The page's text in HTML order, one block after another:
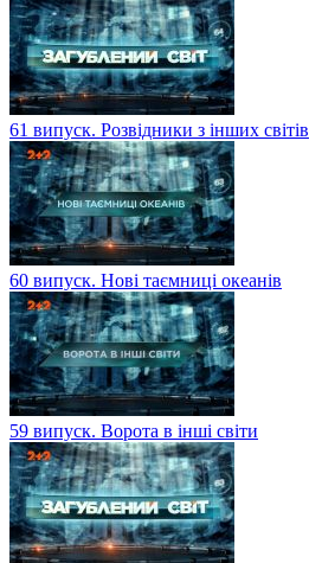
61 випуск. Розвідники з інших світів
60 випуск. Нові таємниці океанів
59 випуск. Ворота в інші світи